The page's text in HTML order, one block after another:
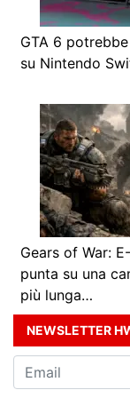
GTA 6
su Nintendo
Gears of War:
punta su una
più lunga…
NEWSLETTER